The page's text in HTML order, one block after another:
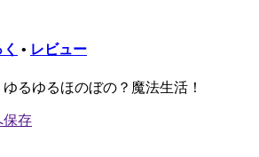
• レビュー
るゆるほのぼの？魔法生活！